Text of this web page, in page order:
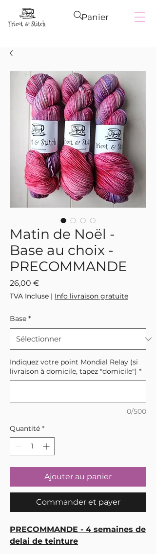
Panier
Matin de Noël -
Base au choix -
PRECOMMANDE
26,00 €
TVA Incluse | Info livraison gratuite
Base *
Indiquez votre point Mondial Relay (si
livraison à domicile, tapez "domicile") *
0/500
Quantité *
Ajouter au panier
Commander et payer
PRECOMMANDE - 4 semaines de
delai de teinture